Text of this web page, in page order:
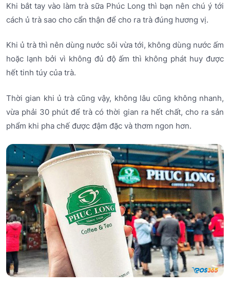
Khi bắt tay vào làm trà sữa Phúc Long thì bạn nên chú ý tới
cách ủ trà sao cho cẩn thận để cho ra trà đúng hương vị.
Khi ủ trà thì nên dùng nước sôi vừa tới, không dùng nước ấm
hoặc lạnh bởi vì không đủ độ ấm thì không phát huy được
hết tinh túy của trà.
Thời gian khi ủ trà cũng vậy, không lâu cũng không nhanh,
vừa phải 30 phút để trà có thời gian ra hết chất, cho ra sản
phẩm khi pha chế được đậm đặc và thơm ngon hơn.